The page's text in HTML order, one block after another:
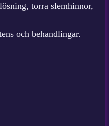
torra slemhinnor,
och behandlingar.